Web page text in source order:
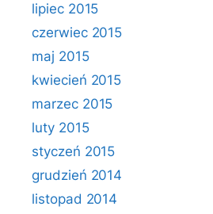
lipiec 2015
czerwiec 2015
maj 2015
kwiecień 2015
marzec 2015
luty 2015
styczeń 2015
grudzień 2014
listopad 2014